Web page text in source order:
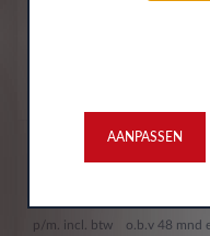
All-inclusive prijs
p/m. incl. btw o.b.v 48 mnd
AANPASSEN